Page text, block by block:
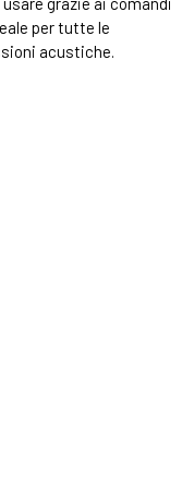
per tutte le
acustiche.